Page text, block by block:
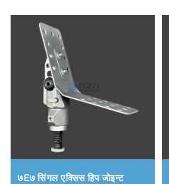
७E७ सिंगल एक्सिस हिप जोइन्ट